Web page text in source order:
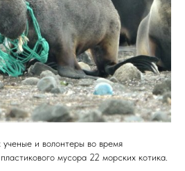
и волонтеры во время
мусора 22 морских котика.